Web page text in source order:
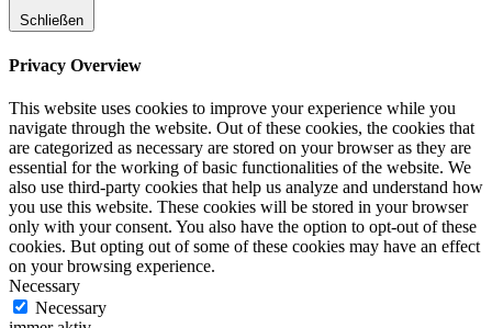
Schließen
Privacy Overview
This website uses cookies to improve your experience while you
navigate through the website. Out of these cookies, the cookies that
are categorized as necessary are stored on your browser as they are
essential for the working of basic functionalities of the website. We
also use third-party cookies that help us analyze and understand how
you use this website. These cookies will be stored in your browser
only with your consent. You also have the option to opt-out of these
cookies. But opting out of some of these cookies may have an effect
on your browsing experience.
Necessary
Necessary